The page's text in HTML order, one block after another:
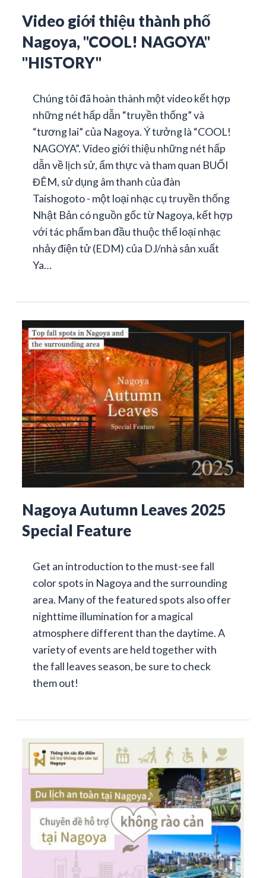
Video giới thiệu thành phố
Nagoya, "COOL! NAGOYA"
"HISTORY"
Chúng tôi đã hoàn thành một video kết hợp
những nét hấp dẫn “truyền thống” và
“tương lai” của Nagoya. Ý tưởng là “COOL!
NAGOYA”. Video giới thiệu những nét hấp
dẫn về lịch sử, ẩm thực và tham quan BUỔI
ĐÊM, sử dụng âm thanh của đàn
Taishogoto - một loại nhạc cụ truyền thống
Nhật Bản có nguồn gốc từ Nagoya, kết hợp
với tác phẩm ban đầu thuộc thể loại nhạc
nhảy điện tử (EDM) của DJ/nhà sản xuất
Ya…
Nagoya Autumn Leaves 2025
Special Feature
Get an introduction to the must-see fall
color spots in Nagoya and the surrounding
area. Many of the featured spots also offer
nighttime illumination for a magical
atmosphere different than the daytime. A
variety of events are held together with
the fall leaves season, be sure to check
them out!